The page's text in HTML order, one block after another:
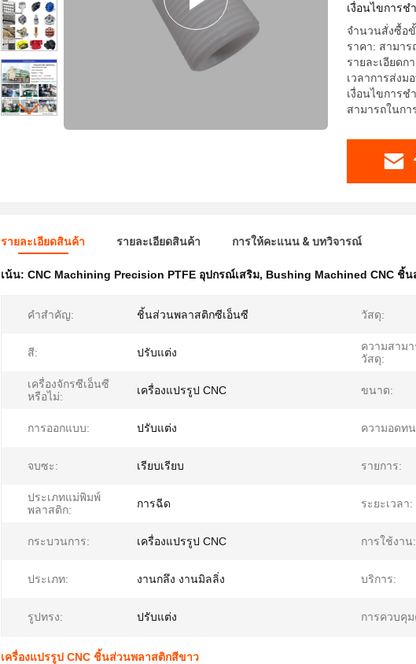
เงื่อนไขการช
จำนวนสั่งซื้อ
ราคา: สามาร
รายละเอียดก
เวลาการส่งม
เงื่อนไขการช
สามารถในก
รายละเอียดสินค้า รายละเอียดสินค้า การให้คะแนน & บทวิจารณ์
เน้น: CNC Machining Precision PTFE อุปกรณ์เสริม, Bushing Machined CNC ชิ้
คําสําคัญ: ชิ้นส่วนพลาสติกซีเอ็นซี วัสดุ:
สี: ปรับแต่ง
ความสาม
วัสดุ:
เครื่องจักรซีเอ็นซี
หรือไม่:
เครื่องแปรรูป CNC ขนาด:
การออกแบบ: ปรับแต่ง ความอดท
จบซะ: เรียบเรียบ รายการ:
ประเภทแม่พิมพ์
พลาสติก:
การฉีด ระยะเวลา:
กระบวนการ: เครื่องแปรรูป CNC การใช้งาน:
ประเภท: งานกลึง งานมิลลิ่ง บริการ:
รูปทรง: ปรับแต่ง การควบคุ
เครื่องแปรรูป CNC ชิ้นส่วนพลาสติกสีขาว